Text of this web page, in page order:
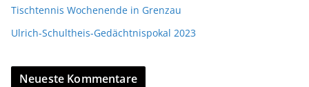
Tischtennis Wochenende in Grenzau
Ulrich-Schultheis-Gedächtnispokal 2023
Neueste Kommentare